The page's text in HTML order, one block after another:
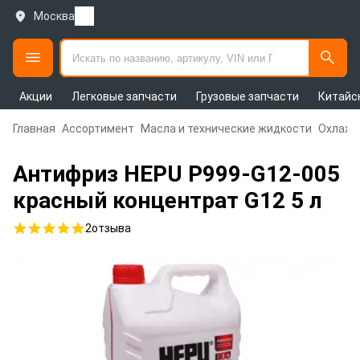
Москва
Акции Легковые запчасти Грузовые запчасти
Главная Ассортимент Масла и технические жидкости
Антифриз HEPU P999-G12-005
красный концентрат G12 5 л
2отзыва